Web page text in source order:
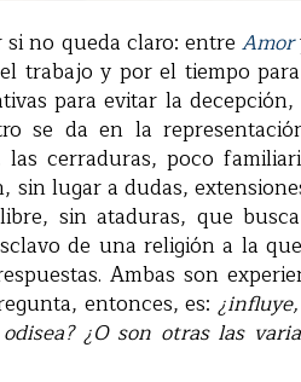
no queda claro: entre Amor
trabajo y por el tiempo
para evitar la
se da en la
cerraduras, poco
sin lugar a dudas,
sin ataduras, que
de una religión a la
Ambas son
entonces, es:
¿O son otras las